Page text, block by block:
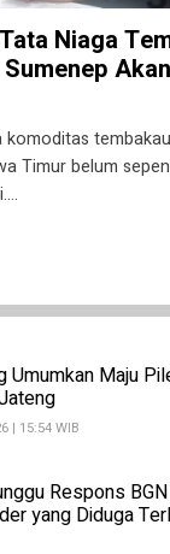
Umumkan Maju
| 15:54 WIB
Respons
yang Diduga
Niaga
komoditas
Timur belum